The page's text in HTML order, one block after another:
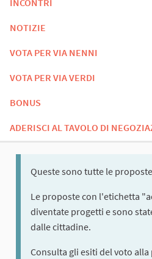
NOTIZIE
VOTA PER VIA NENNI
VOTA PER VIA VERDI
BONUS
ADERISCI AL TAVOLO DI
Queste sono tutte le
Le proposte con l'etichetta
diventate progetti e sono
dalle cittadine.
Consulta gli esiti del voto alla